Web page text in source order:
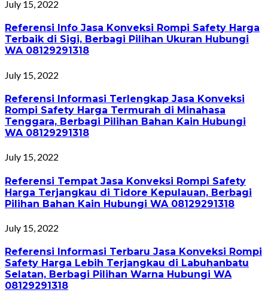
July 15, 2022
Referensi Info Jasa Konveksi Rompi Safety Harga
Terbaik di Sigi, Berbagi Pilihan Ukuran Hubungi
WA 08129291318
July 15, 2022
Referensi Informasi Terlengkap Jasa Konveksi
Rompi Safety Harga Termurah di Minahasa
Tenggara, Berbagi Pilihan Bahan Kain Hubungi
WA 08129291318
July 15, 2022
Referensi Tempat Jasa Konveksi Rompi Safety
Harga Terjangkau di Tidore Kepulauan, Berbagi
Pilihan Bahan Kain Hubungi WA 08129291318
July 15, 2022
Referensi Informasi Terbaru Jasa Konveksi Rompi
Safety Harga Lebih Terjangkau di Labuhanbatu
Selatan, Berbagi Pilihan Warna Hubungi WA
08129291318